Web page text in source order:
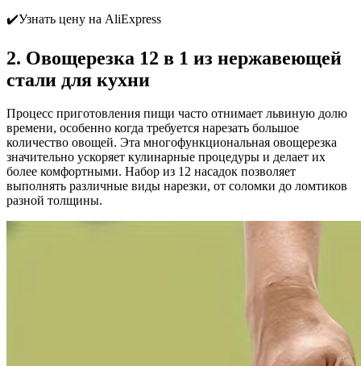
✔️Узнать цену на AliExpress
2. Овощерезка 12 в 1 из нержавеющей
стали для кухни
Процесс приготовления пищи часто отнимает львиную долю
времени, особенно когда требуется нарезать большое
количество овощей. Эта многофункциональная овощерезка
значительно ускоряет кулинарные процедуры и делает их
более комфортными. Набор из 12 насадок позволяет
выполнять различные виды нарезки, от соломки до ломтиков
разной толщины.